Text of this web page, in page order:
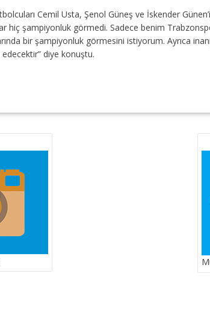
Cemil Usta, Şenol Güneş ve İskender
hiç şampiyonluk görmedi. Sadece benim
bir şampiyonluk görmesini istiyorum. Ayrıca
diye konuştu.